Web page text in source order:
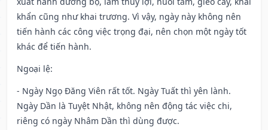
khẩn cũng như khai trương. Vì vậy, ngày này không nên
tiến hành các công việc trọng đại, nên chọn một ngày tốt
khác để tiến hành.
Ngoại lệ:
- Ngày Ngọ Đăng Viên rất tốt. Ngày Tuất thì yên lành.
Ngày Dần là Tuyệt Nhật, không nên động tác việc chi,
riêng có ngày Nhâm Dần thì dùng được.